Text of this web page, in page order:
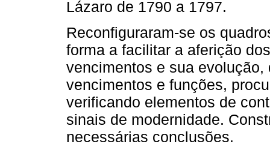
Lázaro de 1790 a 1797.
Reconfiguraram-se os
forma a facilitar a aferição
vencimentos e sua
vencimentos e funções,
verificando elementos de
sinais de modernidade.
necessárias conclusões.